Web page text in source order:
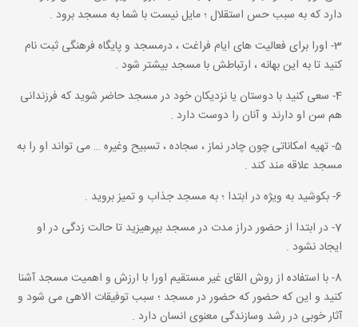
دارد که به سبب حس استقلال ؛ مایل نیست با شما به مسجد برود .
3- اورا برای فعالیت های ایام فراغت ، درمسجد و پایگاه فرهنگی ثبت نام
کنید تا به این بهانه ، ارتباطش با مسجد بیشتر شود .
4- سعی کنید با دوستان یا نزدیکان خود در مسجد حاضر شوید که فرزندانی
هم سن او دارند و آنان را دوست دارد .
5- تهیه امکاناتی چون چادر نماز ، سجاده ، تسبیح وغیره … می تواند او را به
مسجد علاقه مند کند .
6- بکوشید به ویژه در ابتدا ؛ به مسجد جذاب و تمیز بروید .
7- در ابتدا از حضور دراز مدت در مسجد بپرهیزید تا حالت زدگی در او
ایجاد نشود .
8- با استفاده از روش القای غیر مستقیم اورا با ارزش و اهمیت مسجد آشنا
کنید و این که حضور که حضور در مسجد ؛ سبب توفیقات الاهی می شود و
آثار خوبی در رشد وسازندگی معنوی انسان دارد .